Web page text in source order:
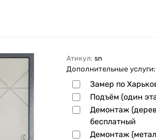
Атикул: sn
Дополнительные услуги:
Замер по
Подъём (один
Демонтаж
бесплатный
Демонтаж